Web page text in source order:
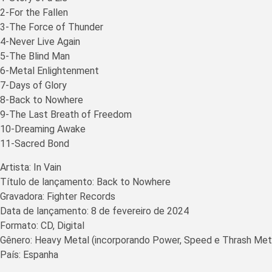
2-For the Fallen
3-The Force of Thunder
4-Never Live Again
5-The Blind Man
6-Metal Enlightenment
7-Days of Glory
8-Back to Nowhere
9-The Last Breath of Freedom
10-Dreaming Awake
11-Sacred Bond
Artista: In Vain
Título de lançamento: Back to Nowhere
Gravadora: Fighter Records
Data de lançamento: 8 de fevereiro de 2024
Formato: CD, Digital
Gênero: Heavy Metal (incorporando Power, Speed ​​e Thrash
País: Espanha